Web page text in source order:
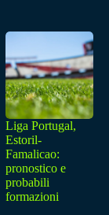
Liga Portugal,
Estoril-
Famalicao:
pronostico e
probabili
formazioni